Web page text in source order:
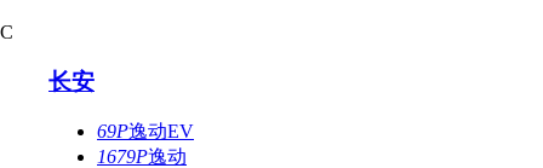
C
长安
69P逸动EV
1679P逸动